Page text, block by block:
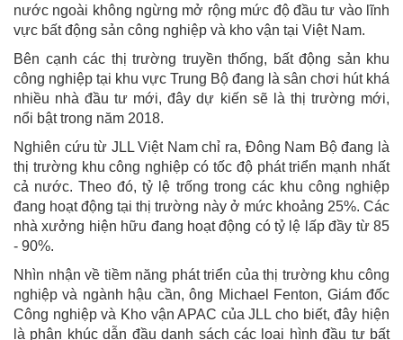
nước ngoài không ngừng mở rộng mức độ đầu tư vào lĩnh
vực bất động sản công nghiệp và kho vận tại Việt Nam.
Bên cạnh các thị trường truyền thống, bất động sản khu
công nghiệp tại khu vực Trung Bộ đang là sân chơi hút khá
nhiều nhà đầu tư mới, đây dự kiến sẽ là thị trường mới,
nổi bật trong năm 2018.
Nghiên cứu từ JLL Việt Nam chỉ ra, Đông Nam Bộ đang là
thị trường khu công nghiệp có tốc độ phát triển mạnh nhất
cả nước. Theo đó, tỷ lệ trống trong các khu công nghiệp
đang hoạt động tại thị trường này ở mức khoảng 25%. Các
nhà xưởng hiện hữu đang hoạt động có tỷ lệ lấp đầy từ 85
- 90%.
Nhìn nhận về tiềm năng phát triển của thị trường khu công
nghiệp và ngành hậu cần, ông Michael Fenton, Giám đốc
Công nghiệp và Kho vận APAC của JLL cho biết, đây hiện
là phân khúc dẫn đầu danh sách các loại hình đầu tư bất